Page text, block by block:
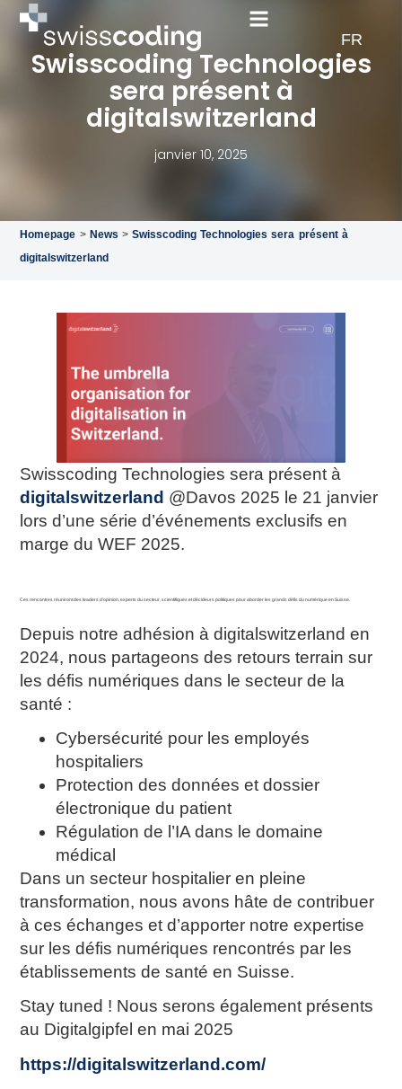
FR
DE
Swisscoding Technologies
sera présent à
digitalswitzerland
janvier 10, 2025
Homepage > News >Swisscoding Technologies sera présent à
digitalswitzerland
Swisscoding Technologies sera présent à
digitalswitzerland @Davos 2025 le 21 janvier
lors d’une série d’événements exclusifs en
marge du WEF 2025.
Ces rencontres réuniront des leaders d’opinion, experts du secteur, scientifiques et décideurs politiques pour aborder les grands défis du numérique en Suisse.
Depuis notre adhésion à digitalswitzerland en
2024, nous partageons des retours terrain sur
les défis numériques dans le secteur de la
santé :
Cybersécurité pour les employés
hospitaliers
Protection des données et dossier
électronique du patient
Régulation de l’IA dans le domaine
médical
Dans un secteur hospitalier en pleine
transformation, nous avons hâte de contribuer
à ces échanges et d’apporter notre expertise
sur les défis numériques rencontrés par les
établissements de santé en Suisse.
Stay tuned ! Nous serons également présents
au Digitalgipfel en mai 2025
https://digitalswitzerland.com/